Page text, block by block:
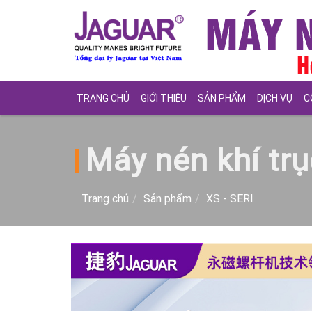
TRANG CHỦ GIỚI THIỆU SẢN PHẨM DỊCH VỤ
Máy nén khí
Trang chủ Sản phẩm XS - SERI